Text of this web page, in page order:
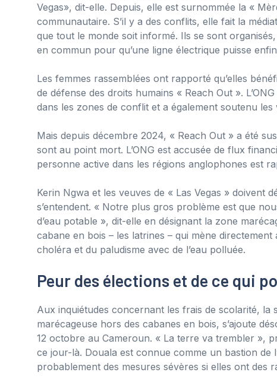
Vegas», dit-elle. Depuis, elle est surnommée la «
communautaire. S’il y a des conflits, elle fait la
que tout le monde soit informé. Ils se sont
en commun pour qu’une ligne électrique puisse
Les femmes rassemblées ont rapporté qu’elles
de défense des droits humains « Reach Out ».
dans les zones de conflit et a également soutenu les
Mais depuis décembre 2024, « Reach Out » a été
sont au point mort. L’ONG est accusée de flux
personne active dans les régions anglophones est
Kerin Ngwa et les veuves de « Las Vegas » doivent
s’entendent. « Notre plus gros problème est que
d’eau potable », dit-elle en désignant la zone
cabane en bois – les latrines – qui mène
choléra et du paludisme avec de l’eau polluée.
Peur des élections et de ce qui
Aux inquiétudes concernant les frais de scolarité, la
marécageuse hors des cabanes en bois, s’ajoute
12 octobre au Cameroun. « La terre va trembler »,
ce jour-là. Douala est connue comme un bastion de
probablement des mesures sévères si elles ont des